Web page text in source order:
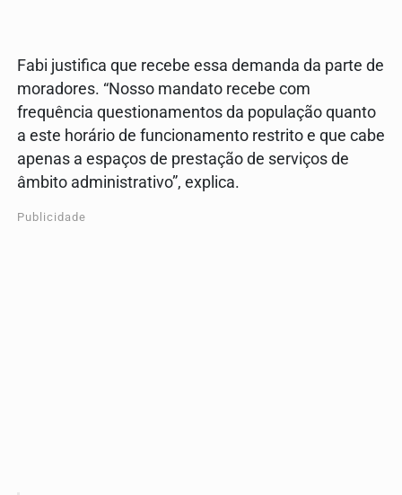
Fabi justifica que recebe essa demanda da parte de
moradores. “Nosso mandato recebe com
frequência questionamentos da população quanto
a este horário de funcionamento restrito e que cabe
apenas a espaços de prestação de serviços de
âmbito administrativo”, explica.
Publicidade